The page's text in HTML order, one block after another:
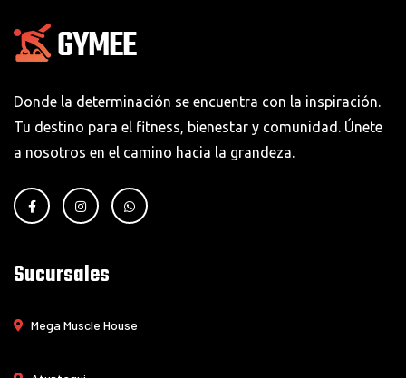
Donde la determinación se encuentra con la inspiración.
Tu destino para el fitness, bienestar y comunidad. Únete
a nosotros en el camino hacia la grandeza.
Sucursales
Mega Muscle House